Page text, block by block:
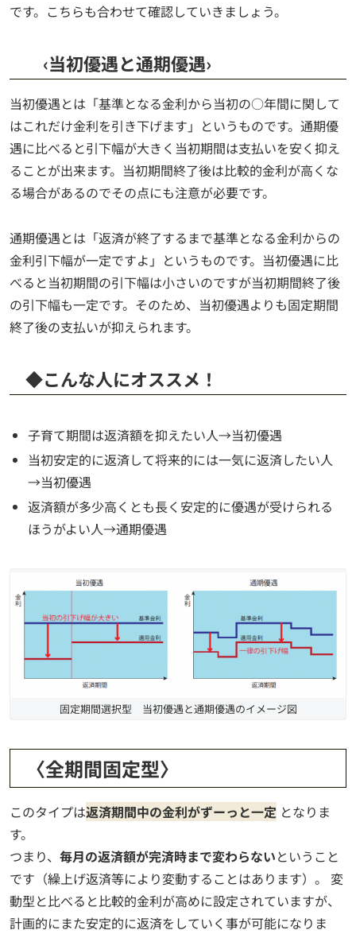
です。こちらも合わせて確認していきましょう。
‹当初優遇と通期優遇›
当初優遇とは「基準となる金利から当初の○年間に関して
はこれだけ金利を引き下げます」というものです。通期優
遇に比べると引下幅が大きく当初期間は支払いを安く抑え
ることが出来ます。当初期間終了後は比較的金利が高くな
る場合があるのでその点にも注意が必要です。
通期優遇とは「返済が終了するまで基準となる金利からの
金利引下幅が一定ですよ」というものです。当初優遇に比
べると当初期間の引下幅は小さいのですが当初期間終了後
の引下幅も一定です。そのため、当初優遇よりも固定期間
終了後の支払いが抑えられます。
◆こんな人にオススメ！
子育て期間は返済額を抑えたい人→当初優遇
当初安定的に返済して将来的には一気に返済したい人
→当初優遇
返済額が多少高くとも長く安定的に優遇が受けられる
ほうがよい人→通期優遇
固定期間選択型 当初優遇と通期優遇のイメージ図
〈全期間固定型〉
このタイプは返済期間中の金利がずーっと一定 となりま
す。
つまり、 毎月の返済額が完済時まで変わらないということ
です（繰上げ返済等により変動することはあります）。 変
動型と比べると比較的金利が高めに設定されていますが、
計画的にまた安定的に返済をしていく事が可能になりま